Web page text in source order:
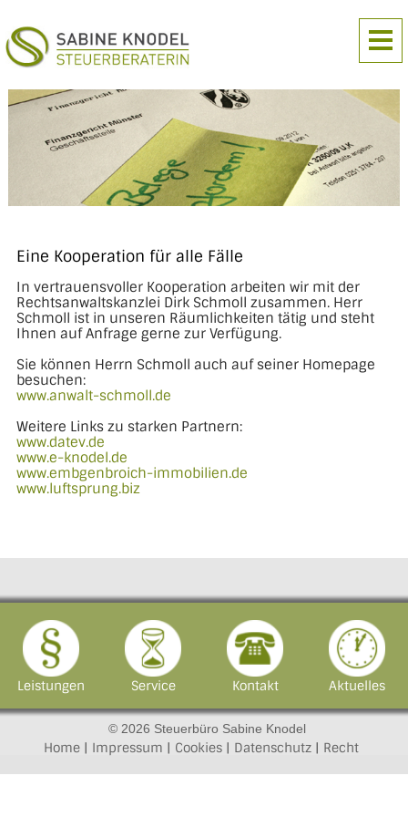
Eine Kooperation für alle Fälle
In vertrauensvoller Kooperation arbeiten wir mit der
Rechtsanwaltskanzlei Dirk Schmoll zusammen. Herr
Schmoll ist in unseren Räumlichkeiten tätig und steht
Ihnen auf Anfrage gerne zur Verfügung.
Sie können Herrn Schmoll auch auf seiner Homepage
besuchen:
www.anwalt-schmoll.de
Weitere Links zu starken Partnern:
www.datev.de
www.e-knodel.de
www.embgenbroich-immobilien.de
www.luftsprung.biz
Leistungen Service Kontakt Aktuelles
© 2026 Steuerbüro Sabine Knodel
Home Impressum Cookies Datenschutz Recht